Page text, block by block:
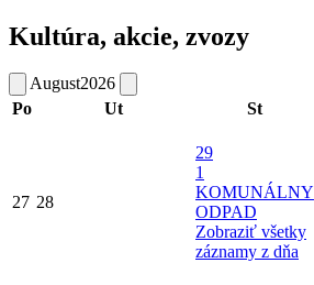
Kultúra, akcie, zvozy
August2026
Po
Ut St
27 28
29
1
KOMUNÁLNY
ODPAD
Zobraziť všetky
záznamy z dňa